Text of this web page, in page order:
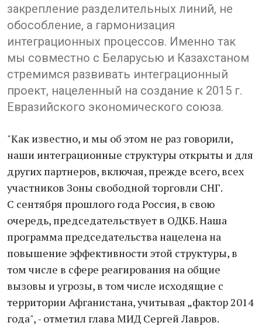
закрепление разделительных линий, не
обособление, а гармонизация
интеграционных процессов. Именно так
мы совместно с Беларусью и Казахстаном
стремимся развивать интеграционный
проект, нацеленный на создание к 2015 г.
Евразийского экономического союза.
"Как известно, и мы об этом не раз говорили,
наши интеграционные структуры открыты и для
других партнеров, включая, прежде всего, всех
участников Зоны свободной торговли СНГ.
С сентября прошлого года Россия, в свою
очередь, председательствует в ОДКБ. Наша
программа председательства нацелена на
повышение эффективности этой структуры, в
том числе в сфере реагирования на общие
вызовы и угрозы, в том числе исходящие с
территории Афганистана, учитывая „фактор 2014
года", - отметил глава МИД Сергей Лавров.